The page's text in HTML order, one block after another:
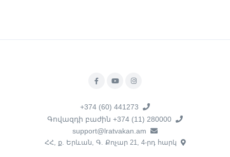
+374 (60) 441273
Գովազդի բաժին +374 (11) 280000
support@lratvakan.am
ՀՀ, ք. Երևան, Գ. Քոչար 21, 4-րդ հարկ